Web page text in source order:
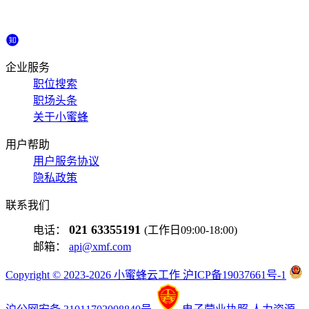
企业服务
职位搜索
职场头条
关于小蜜蜂
用户帮助
用户服务协议
隐私政策
联系我们
电话： 021 63355191 (工作日09:00-18:00)
邮箱： api@xmf.com
Copyright © 2023-2026 小蜜蜂云工作 沪ICP备19037661号-1